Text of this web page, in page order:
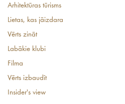
Arhitektūras tūrisms
Lietas, kas jāizdara
Vērts zināt
Labākie klubi
Filma
Vērts izbaudīt
Insider's view